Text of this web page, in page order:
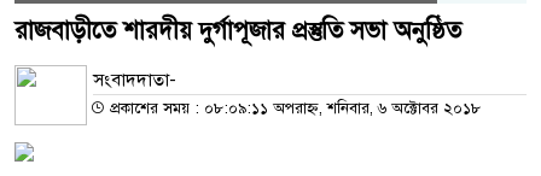
রাজবাড়ীতে শারদীয় দুর্গাপূজার প্রস্তুতি সভা অনুষ্ঠিত
সংবাদদাতা-
প্রকাশের সময় : ০৮:০৯:১১ অপরাহ্ন, শনিবার, ৬ অক্টোবর ২০১৮